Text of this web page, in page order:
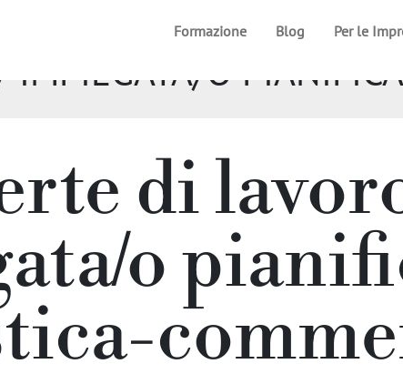
Formazione Blog Per le
O
di
o